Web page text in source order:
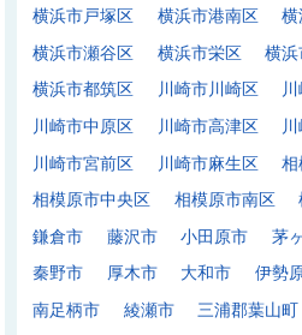
横浜市戸塚区
横浜市港南区 横
横浜市瀬谷区
横浜市栄区 横
横浜市都筑区
川崎市川崎区
川崎市中原区
川崎市高津区
川崎市宮前区
川崎市麻生区
相
相模原市中央区
相模原市南区
鎌倉市
藤沢市 小田原市 茅
秦野市
厚木市 大和市 伊勢
南足柄市
綾瀬市 三浦郡葉山町